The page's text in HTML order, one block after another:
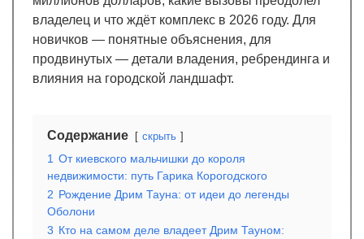
владелец и что ждёт комплекс в 2026 году. Для
новичков — понятные объяснения, для
продвинутых — детали владения, ребрендинга и
влияния на городской ландшафт.
Содержание скрыть
1 От киевского мальчишки до короля
недвижимости: путь Гарика Корогодского
2 Рождение Дрим Тауна: от идеи до легенды
Оболони
3 Кто на самом деле владеет Дрим Тауном: